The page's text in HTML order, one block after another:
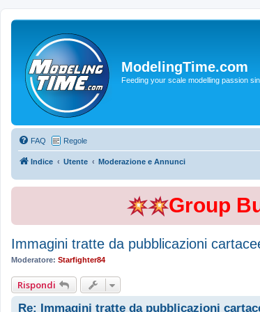
ModelingTime.com
Feeding your scale modelling passion
FAQ Regole
Indice Utente Moderazione e Annunci
Group
Immagini tratte da pubblicazioni
Moderatore: Starfighter84
Rispondi
Re: Immagini tratte da pubblicazioni